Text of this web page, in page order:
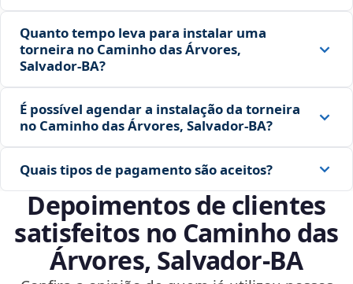
Quanto tempo leva para instalar uma
torneira no Caminho das Árvores,
Salvador‑BA?
É possível agendar a instalação da torneira
no Caminho das Árvores, Salvador‑BA?
Quais tipos de pagamento são aceitos?
Depoimentos de clientes
satisfeitos no Caminho das
Árvores, Salvador‑BA